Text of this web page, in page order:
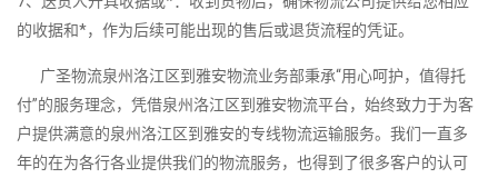
的收据和*，作为后续可能出现的售后或退货流程的凭证。
广圣物流泉州洛江区到雅安物流业务部秉承“用心呵护，值得托
付”的服务理念，凭借泉州洛江区到雅安物流平台，始终致力于为客
户提供满意的泉州洛江区到雅安的专线物流运输服务。我们一直多
年的在为各行各业提供我们的物流服务，也得到了很多客户的认可